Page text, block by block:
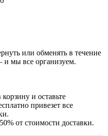
или обменять в течение
и мы все организуем.
и оставьте
привезет все
от стоимости доставки.